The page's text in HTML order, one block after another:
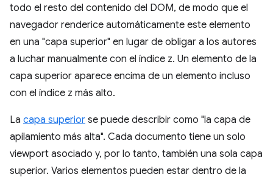
todo el resto del contenido del DOM, de modo que el
navegador renderice automáticamente este elemento
en una "capa superior" en lugar de obligar a los autores
a luchar manualmente con el índice z. Un elemento de la
capa superior aparece encima de un elemento incluso
con el índice z más alto.
La capa superior se puede describir como "la capa de
apilamiento más alta". Cada documento tiene un solo
viewport asociado y, por lo tanto, también una sola capa
superior. Varios elementos pueden estar dentro de la